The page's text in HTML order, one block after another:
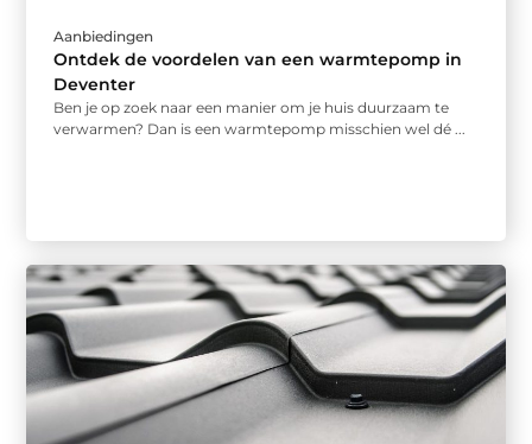
Aanbiedingen
Ontdek de voordelen van een warmtepomp in
Deventer
Ben je op zoek naar een manier om je huis duurzaam te
verwarmen? Dan is een warmtepomp misschien wel dé ...